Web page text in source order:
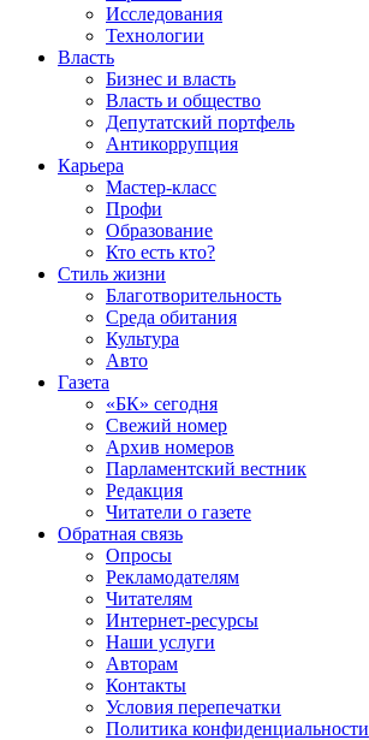
Исследования
Технологии
Власть
Бизнес и власть
Власть и общество
Депутатский портфель
Антикоррупция
Карьера
Мастер-класс
Профи
Образование
Кто есть кто?
Стиль жизни
Благотворительность
Среда обитания
Культура
Авто
Газета
«БК» сегодня
Свежий номер
Архив номеров
Парламентский вестник
Редакция
Читатели о газете
Обратная связь
Опросы
Рекламодателям
Читателям
Интернет-ресурсы
Наши услуги
Авторам
Контакты
Условия перепечатки
Политика конфиденциальности